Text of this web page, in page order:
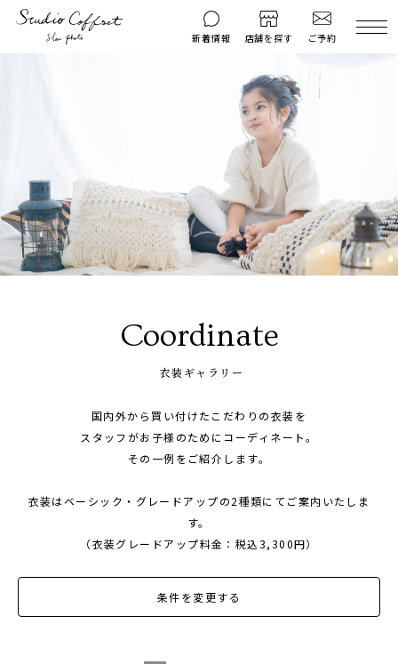
新着情報 店舗を探す ご予約
撮影後のお問い
合わせ
料金シミュレーション
衣装ギャラリー よくある質問
キャンペーン コフレマグ
お知らせ 資料請求
1/2成人式・十歳の祝い
十三祝い・十三参り
1歳誕生日
誕生日
100日祝い・お食い初め
Coordinate
衣装ギャラリー
国内外から買い付けたこだわりの衣装を
スタッフがお子様のためにコーディネート。
その一例をご紹介します。
衣装はベーシック・グレードアップの2種類にてご案内いたしま
す。
（衣装グレードアップ料金：税込3,300円）
条件を変更する